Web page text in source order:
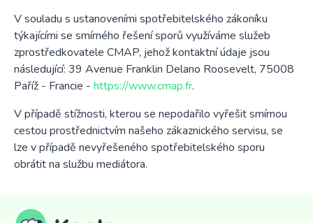
V souladu s ustanoveními spotřebitelského zákoníku
týkajícími se smírného řešení sporů využíváme služeb
zprostředkovatele CMAP, jehož kontaktní údaje jsou
následující: 39 Avenue Franklin Delano Roosevelt, 75008
Paříž - Francie - https://www.cmap.fr.
V případě stížnosti, kterou se nepodařilo vyřešit smírnou
cestou prostřednictvím našeho zákaznického servisu, se
lze v případě nevyřešeného spotřebitelského sporu
obrátit na službu mediátora.